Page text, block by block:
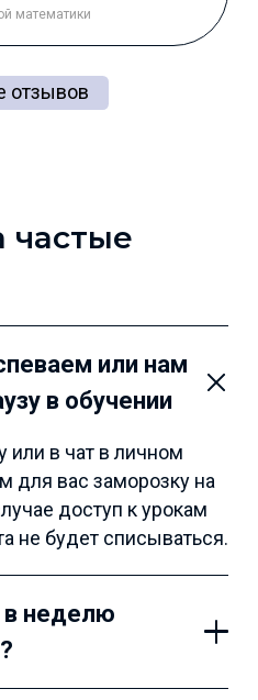
математики
отзывов
частые
или нам
в обучении
или в чат в личном
для вас заморозку на
доступ к урокам
не будет списываться.
в неделю